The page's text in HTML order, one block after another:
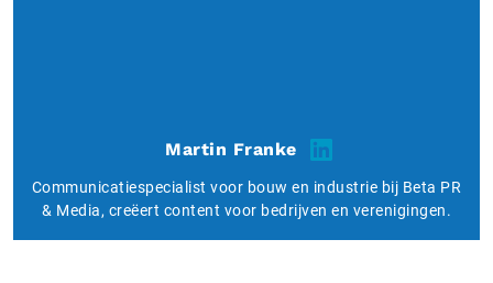
Martin Franke
Communicatiespecialist voor bouw en industrie bij Beta PR
& Media, creëert content voor bedrijven en verenigingen.